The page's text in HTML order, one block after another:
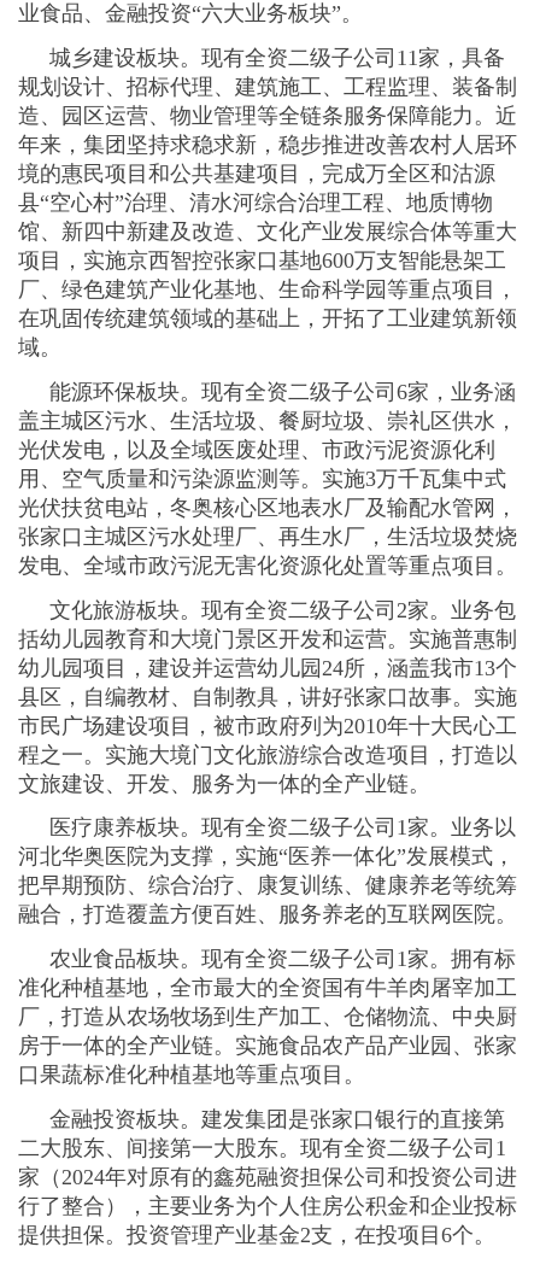
业食品、金融投资“六大业务板块”。
城乡建设板块。现有全资二级子公司11家，具备
规划设计、招标代理、建筑施工、工程监理、装备制
造、园区运营、物业管理等全链条服务保障能力。近
年来，集团坚持求稳求新，稳步推进改善农村人居环
境的惠民项目和公共基建项目，完成万全区和沽源
县“空心村”治理、清水河综合治理工程、地质博物
馆、新四中新建及改造、文化产业发展综合体等重大
项目，实施京西智控张家口基地600万支智能悬架工
厂、绿色建筑产业化基地、生命科学园等重点项目，
在巩固传统建筑领域的基础上，开拓了工业建筑新领
域。
能源环保板块。现有全资二级子公司6家，业务涵
盖主城区污水、生活垃圾、餐厨垃圾、崇礼区供水，
光伏发电，以及全域医废处理、市政污泥资源化利
用、空气质量和污染源监测等。实施3万千瓦集中式
光伏扶贫电站，冬奥核心区地表水厂及输配水管网，
张家口主城区污水处理厂、再生水厂，生活垃圾焚烧
发电、全域市政污泥无害化资源化处置等重点项目。
文化旅游板块。现有全资二级子公司2家。业务包
括幼儿园教育和大境门景区开发和运营。实施普惠制
幼儿园项目，建设并运营幼儿园24所，涵盖我市13个
县区，自编教材、自制教具，讲好张家口故事。实施
市民广场建设项目，被市政府列为2010年十大民心工
程之一。实施大境门文化旅游综合改造项目，打造以
文旅建设、开发、服务为一体的全产业链。
医疗康养板块。现有全资二级子公司1家。业务以
河北华奥医院为支撑，实施“医养一体化”发展模式，
把早期预防、综合治疗、康复训练、健康养老等统筹
融合，打造覆盖方便百姓、服务养老的互联网医院。
农业食品板块。现有全资二级子公司1家。拥有标
准化种植基地，全市最大的全资国有牛羊肉屠宰加工
厂，打造从农场牧场到生产加工、仓储物流、中央厨
房于一体的全产业链。实施食品农产品产业园、张家
口果蔬标准化种植基地等重点项目。
金融投资板块。建发集团是张家口银行的直接第
二大股东、间接第一大股东。现有全资二级子公司1
家（2024年对原有的鑫苑融资担保公司和投资公司进
行了整合），主要业务为个人住房公积金和企业投标
提供担保。投资管理产业基金2支，在投项目6个。